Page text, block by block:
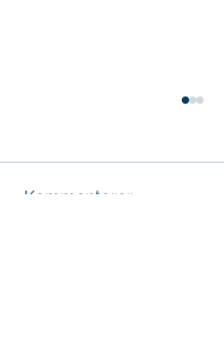
Kommentarer